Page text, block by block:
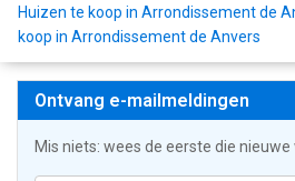
Huizen te koop in Arrondissement de
koop in Arrondissement de Anvers
Ontvang e-mailmeldingen
Mis niets: wees de eerste die